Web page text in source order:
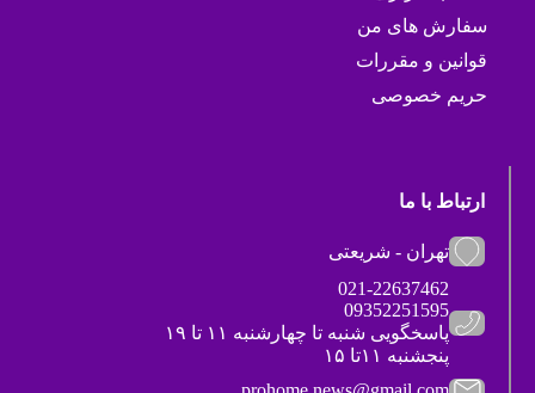
سفارش های من
قوانین و مقررات
حریم خصوصی
ارتباط با ما
تهران - شریعتی
021-22637462
09352251595
پاسخگویی شنبه تا چهارشنبه ۱۱ تا ۱۹
پنجشنبه ۱۱تا ۱۵